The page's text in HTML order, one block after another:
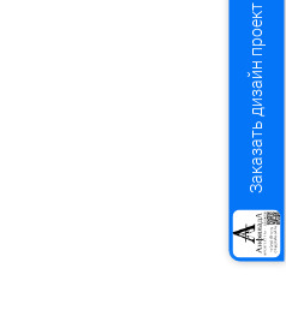
Заказать дизайн проект